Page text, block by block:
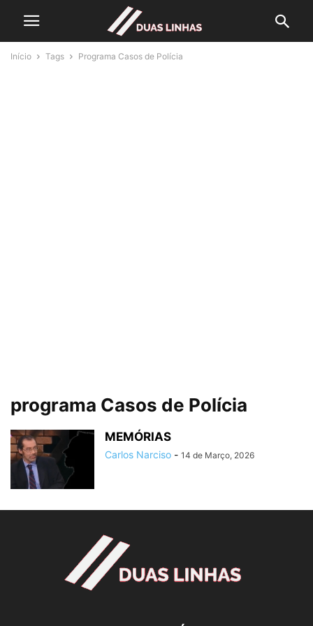
Início Tags Programa Casos de Polícia
programa Casos de Polícia
MEMÓRIAS
Carlos Narciso - 14 de Março, 2026